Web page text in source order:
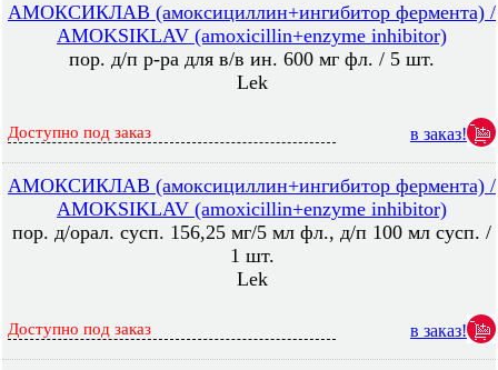
АМОКСИКЛАВ (амоксициллин+ингибитор фермента) /
AMOKSIKLAV (amoxicillin+enzyme inhibitor)
пор. д/п р-ра для в/в ин. 600 мг фл. / 5 шт.
Lek
Доступно под заказ в заказ!
АМОКСИКЛАВ (амоксициллин+ингибитор фермента) /
AMOKSIKLAV (amoxicillin+enzyme inhibitor)
пор. д/орал. сусп. 156,25 мг/5 мл фл., д/п 100 мл сусп. /
1 шт.
Lek
Доступно под заказ в заказ!